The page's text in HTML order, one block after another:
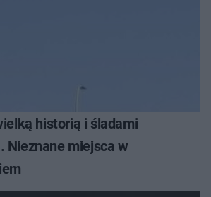
historią i śladami
Nieznane miejsca w